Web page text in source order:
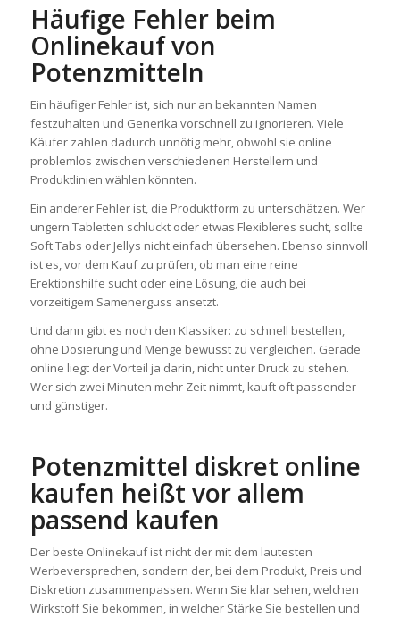
Häufige Fehler beim
Onlinekauf von
Potenzmitteln
Ein häufiger Fehler ist, sich nur an bekannten Namen
festzuhalten und Generika vorschnell zu ignorieren. Viele
Käufer zahlen dadurch unnötig mehr, obwohl sie online
problemlos zwischen verschiedenen Herstellern und
Produktlinien wählen könnten.
Ein anderer Fehler ist, die Produktform zu unterschätzen. Wer
ungern Tabletten schluckt oder etwas Flexibleres sucht, sollte
Soft Tabs oder Jellys nicht einfach übersehen. Ebenso sinnvoll
ist es, vor dem Kauf zu prüfen, ob man eine reine
Erektionshilfe sucht oder eine Lösung, die auch bei
vorzeitigem Samenerguss ansetzt.
Und dann gibt es noch den Klassiker: zu schnell bestellen,
ohne Dosierung und Menge bewusst zu vergleichen. Gerade
online liegt der Vorteil ja darin, nicht unter Druck zu stehen.
Wer sich zwei Minuten mehr Zeit nimmt, kauft oft passender
und günstiger.
Potenzmittel diskret online
kaufen heißt vor allem
passend kaufen
Der beste Onlinekauf ist nicht der mit dem lautesten
Werbeversprechen, sondern der, bei dem Produkt, Preis und
Diskretion zusammenpassen. Wenn Sie klar sehen, welchen
Wirkstoff Sie bekommen, in welcher Stärke Sie bestellen und